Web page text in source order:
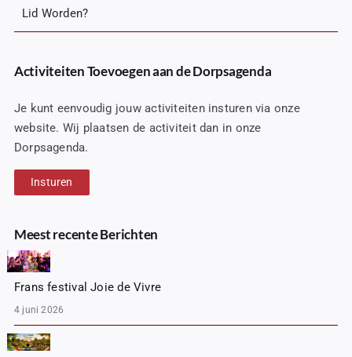
Lid Worden?
Activiteiten Toevoegen aan de Dorpsagenda
Je kunt eenvoudig jouw activiteiten insturen via onze
website. Wij plaatsen de activiteit dan in onze
Dorpsagenda.
Insturen
Meest recente Berichten
Frans festival Joie de Vivre
4 juni 2026